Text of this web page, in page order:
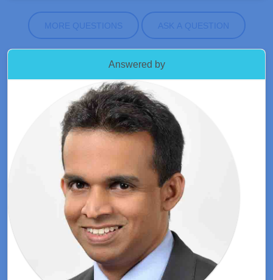
MORE QUESTIONS ASK A QUESTION
Answered by